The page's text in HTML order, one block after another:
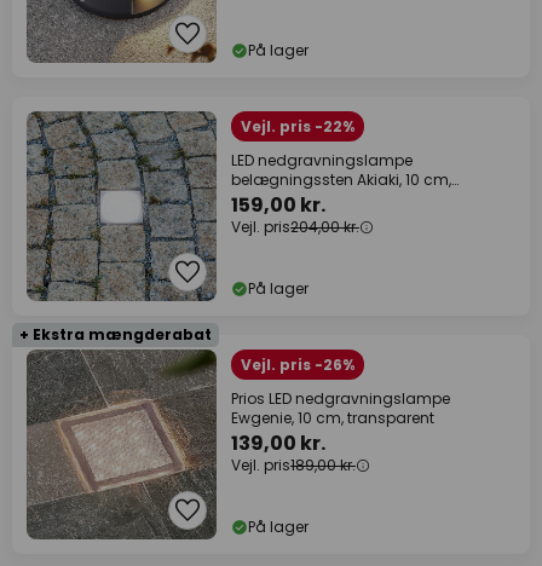
På lager
Vejl. pris -22%
LED nedgravningslampe
belægningssten Akiaki, 10 cm,
gangbar
159,00 kr.
Vejl. pris204,00 kr.
På lager
+ Ekstra mængderabat
Vejl. pris -26%
Prios LED nedgravningslampe
Ewgenie, 10 cm, transparent
139,00 kr.
Vejl. pris189,00 kr.
På lager